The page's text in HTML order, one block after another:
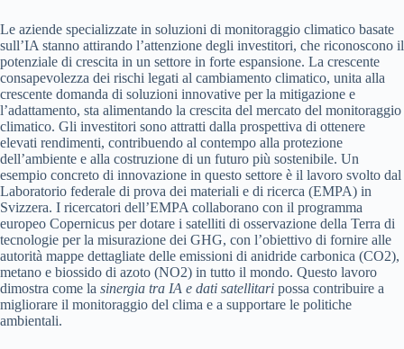
Le aziende specializzate in soluzioni di monitoraggio climatico basate
sull’IA stanno attirando l’attenzione degli investitori, che riconoscono il
potenziale di crescita in un settore in forte espansione. La crescente
consapevolezza dei rischi legati al cambiamento climatico, unita alla
crescente domanda di soluzioni innovative per la mitigazione e
l’adattamento, sta alimentando la crescita del mercato del monitoraggio
climatico. Gli investitori sono attratti dalla prospettiva di ottenere
elevati rendimenti, contribuendo al contempo alla protezione
dell’ambiente e alla costruzione di un futuro più sostenibile. Un
esempio concreto di innovazione in questo settore è il lavoro svolto dal
Laboratorio federale di prova dei materiali e di ricerca (EMPA) in
Svizzera. I ricercatori dell’EMPA collaborano con il programma
europeo Copernicus per dotare i satelliti di osservazione della Terra di
tecnologie per la misurazione dei GHG, con l’obiettivo di fornire alle
autorità mappe dettagliate delle emissioni di anidride carbonica (CO2),
metano e biossido di azoto (NO2) in tutto il mondo. Questo lavoro
dimostra come la sinergia tra IA e dati satellitari possa contribuire a
migliorare il monitoraggio del clima e a supportare le politiche
ambientali.